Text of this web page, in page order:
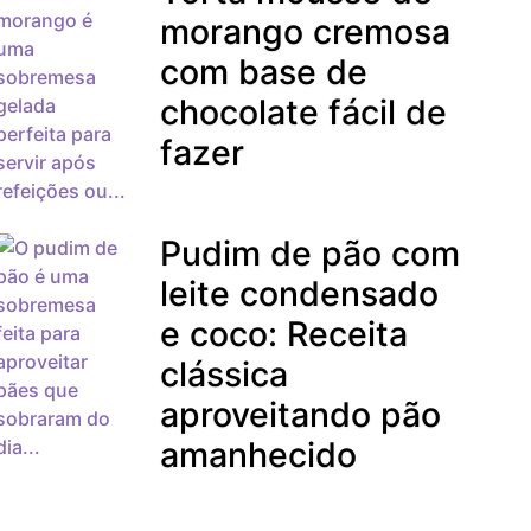
morango cremosa
com base de
chocolate fácil de
fazer
Pudim de pão com
leite condensado
e coco: Receita
clássica
aproveitando pão
amanhecido